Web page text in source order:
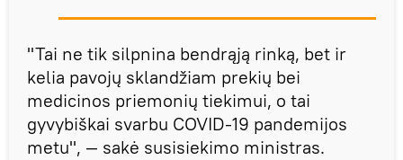
"Tai ne tik silpnina bendrąją rinką, bet ir
kelia pavojų sklandžiam prekių bei
medicinos priemonių tiekimui, o tai
gyvybiškai svarbu COVID-19 pandemijos
metu", — sakė susisiekimo ministras.